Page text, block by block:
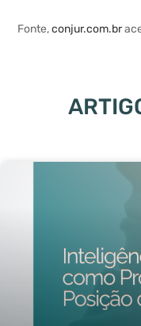
Fonte,conjur.com.br